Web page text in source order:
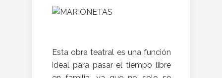
Esta obra teatral es una función
ideal para pasar el tiempo libre